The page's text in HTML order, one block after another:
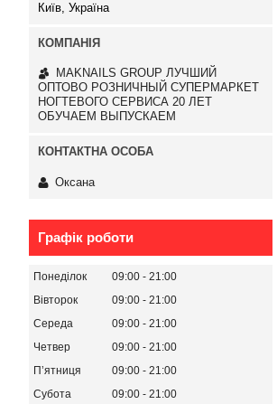
Київ, Україна
MAKNAILS GROUP ЛУЧШИЙ
ОПТОВО РОЗНИЧНЫЙ СУПЕРМАРКЕТ
НОГТЕВОГО СЕРВИСА 20 ЛЕТ
ОБУЧАЕМ ВЫПУСКАЕМ
Оксана
Графік роботи
Понеділок 09:00
21:00
Вівторок
09:00
21:00
Середа
09:00
21:00
Четвер
09:00
21:00
Пʼятниця
09:00
21:00
Субота
09:00
21:00